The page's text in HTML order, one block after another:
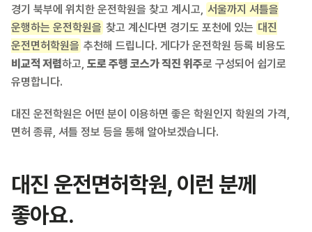
경기 북부에 위치한 운전학원을 찾고 계시고, 서울까지 셔틀을
운행하는 운전학원을 찾고 계신다면 경기도 포천에 있는 대진
운전면허학원을 추천해 드립니다. 게다가 운전학원 등록 비용도
비교적 저렴하고, 도로 주행 코스가 직진 위주로 구성되어 쉽기로
유명합니다.
대진 운전학원은 어떤 분이 이용하면 좋은 학원인지 학원의 가격,
면허 종류, 셔틀 정보 등을 통해 알아보겠습니다.
대진 운전면허학원, 이런 분께
좋아요.